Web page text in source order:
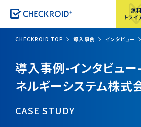
無
トライ
CHECKROID TOP 導入事例 インタビュー
導入事例-インタビュ
ネルギーシステム株式
CASE STUDY